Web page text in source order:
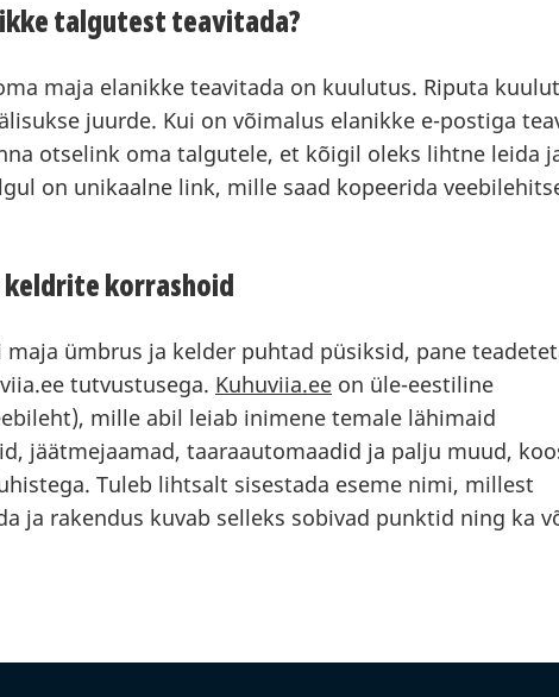
talgutest teavitada?
maja elanikke teavitada on kuulutus. Riputa
juurde. Kui on võimalus elanikke e-postiga
otselink oma talgutele, et kõigil oleks lihtne leida
on unikaalne link, mille saad kopeerida
keldrite korrashoid
maja ümbrus ja kelder puhtad püsiksid, pane
tutvustusega. Kuhuviia.ee on üle-eestiline
mille abil leiab inimene temale lähimaid
jäätmejaamad, taaraautomaadid ja palju muud,
Tuleb lihtsalt sisestada eseme nimi, millest
ja rakendus kuvab selleks sobivad punktid ning ka